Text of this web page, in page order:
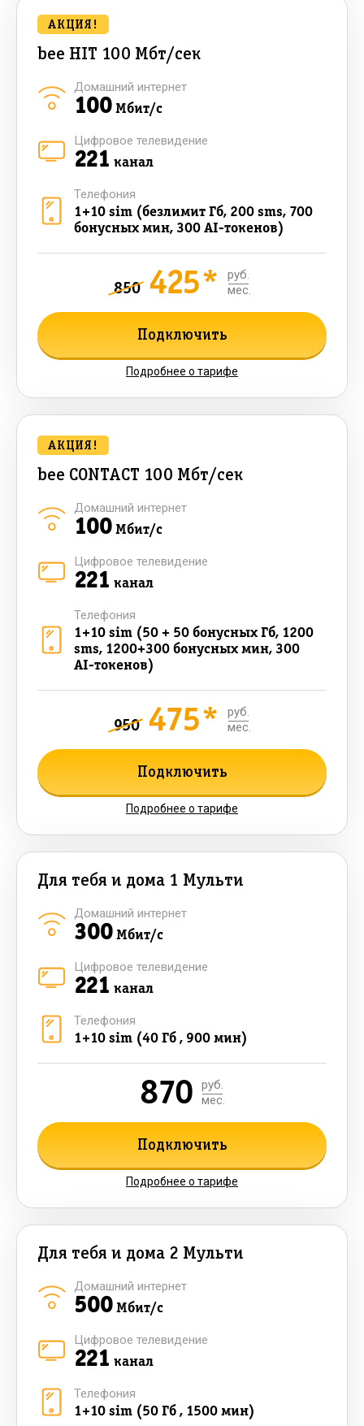
bee HIT 100 Мбт/сек
АКЦИЯ!
100Мбит/с
Домашний интернет
221 канал
Цифровое телевидение
1+10 sim (безлимит Гб, 200 sms, 700
бонусных мин, 300 AI-токенов)
Телефония
850 425*
руб.
мес.
Подключить
Подробнее о тарифе
bee CONTACT 100 Мбт/сек
АКЦИЯ!
100Мбит/с
Домашний интернет
221 канал
Цифровое телевидение
1+10 sim (50 + 50 бонусных Гб, 1200
sms, 1200+300 бонусных мин, 300
AI-токенов)
Телефония
950 475*
руб.
мес.
Подключить
Подробнее о тарифе
Для тебя и дома 1 Мульти
300Мбит/с
Домашний интернет
221 канал
Цифровое телевидение
1+10 sim (40 Гб , 900 мин)
Телефония
870
руб.
мес.
Подключить
Подробнее о тарифе
Для тебя и дома 2 Мульти
500Мбит/с
Домашний интернет
221 канал
Цифровое телевидение
1+10 sim (50 Гб , 1500 мин)
Телефония